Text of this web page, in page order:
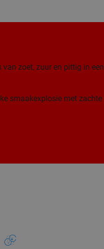
zoet, zuur en pittig in een
smaakexplosie met zachte